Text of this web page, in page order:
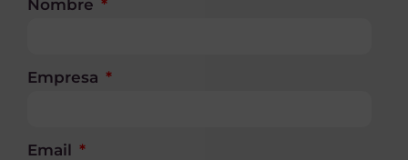
Nombre
Empresa
Email